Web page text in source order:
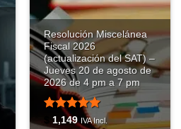
Resolución Miscelánea
Fiscal 2026
(actualización del SAT) –
Jueves 20 de agosto de
2026 de 4 pm a 7 pm
Valorado
1,149 IVA Incl.